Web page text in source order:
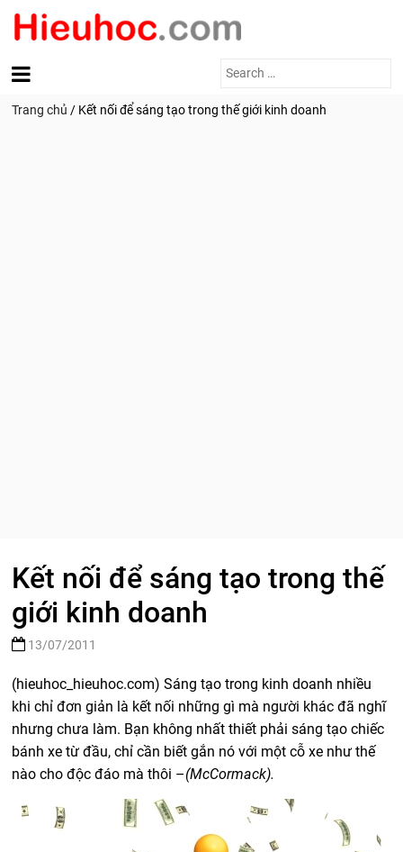
Search
Trang chủ / Kết nối để sáng tạo trong thế giới kinh doanh
Kết nối để sáng tạo trong thế
giới kinh doanh
13/07/2011
(hieuhoc_hieuhoc.com) Sáng tạo trong kinh doanh nhiều
khi chỉ đơn giản là kết nối những gì mà người khác đã nghĩ
nhưng chưa làm. Bạn không nhất thiết phải sáng tạo chiếc
bánh xe từ đầu, chỉ cần biết gắn nó với một cỗ xe như thế
nào cho độc đáo mà thôi –(McCormack).